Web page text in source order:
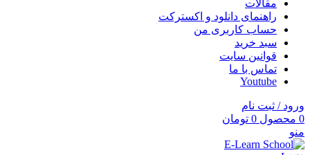
مقالات
راهنمای دانلود و اکسترکت
حساب کاربری من
سبد خرید
قوانین سایت
تماس با ما
Youtube
ورود / ثبت نام
0 محصول 0 تومان
منو